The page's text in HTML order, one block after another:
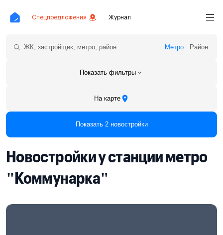
Спецпредложения Журнал
Метро Район
Показать фильтры
На карте
Показать 2 новостройки
Новостройки у станции метро
"Коммунарка"